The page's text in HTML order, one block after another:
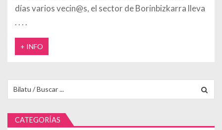
días varios vecin@s, el sector de Borinbizkarra lleva
+ INFO
CATEGORÍAS